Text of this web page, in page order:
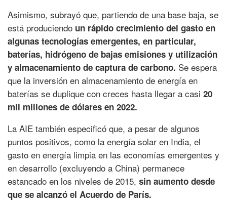
Asimismo, subrayó que, partiendo de una base baja, se
está produciendo un rápido crecimiento del gasto en
algunas tecnologías emergentes, en particular,
baterías, hidrógeno de bajas emisiones y utilización
y almacenamiento de captura de carbono. Se espera
que la inversión en almacenamiento de energía en
baterías se duplique con creces hasta llegar a casi 20
mil millones de dólares en 2022.
La AIE también especificó que, a pesar de algunos
puntos positivos, como la energía solar en India, el
gasto en energía limpia en las economías emergentes y
en desarrollo (excluyendo a China) permanece
estancado en los niveles de 2015, sin aumento desde
que se alcanzó el Acuerdo de París.